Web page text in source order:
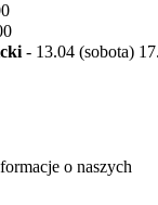
- 13.04 (sobota)
o naszych